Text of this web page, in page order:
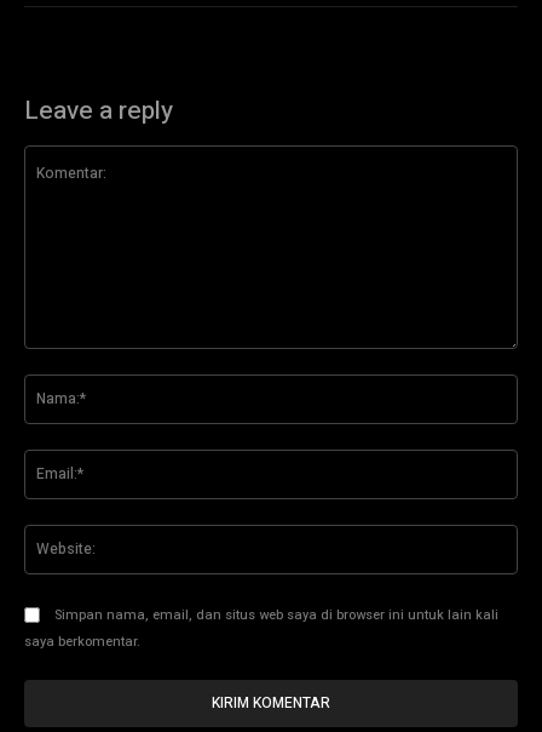
Leave a reply
Simpan nama, email, dan situs web saya di browser ini untuk lain kali
saya berkomentar.